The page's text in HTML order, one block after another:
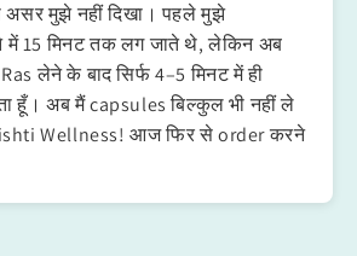
मुझे नहीं दिखा। पहले मुझे
में 15 मिनट तक लग जाते थे, लेकिन अब
लेने के बाद सिर्फ 4–5 मिनट में ही
हूँ। अब मैं capsules बिल्कुल भी नहीं ले
Wellness! आज फिर से order करने